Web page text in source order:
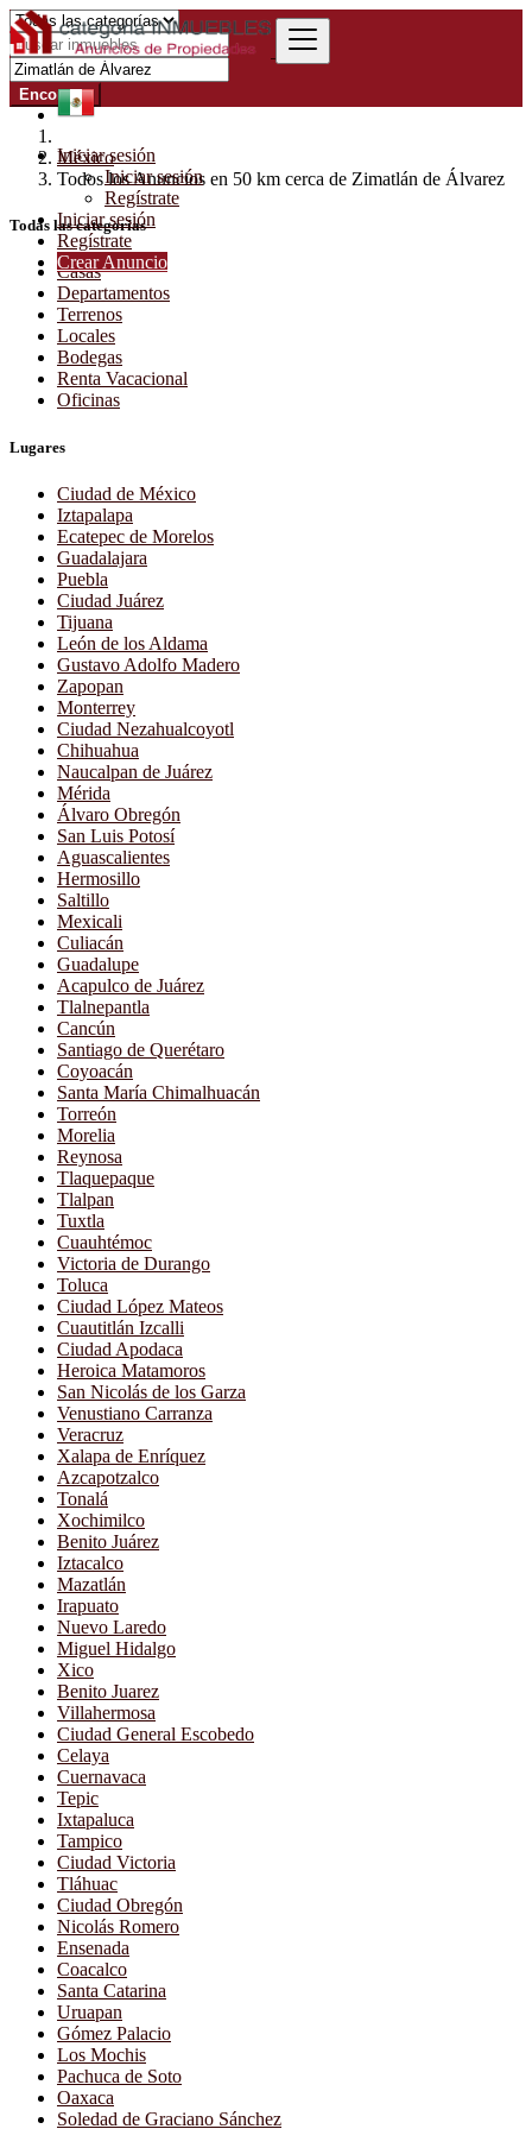
Iniciar sesión
Iniciar sesión
Regístrate
Iniciar sesión
Regístrate
Crear Anuncio
Encontrar
México
Todos los Anuncios en 50 km cerca de Zimatlán de Álvarez
Todas las categorías
Casas
Departamentos
Terrenos
Locales
Bodegas
Renta Vacacional
Oficinas
Lugares
Ciudad de México
Iztapalapa
Ecatepec de Morelos
Guadalajara
Puebla
Ciudad Juárez
Tijuana
León de los Aldama
Gustavo Adolfo Madero
Zapopan
Monterrey
Ciudad Nezahualcoyotl
Chihuahua
Naucalpan de Juárez
Mérida
Álvaro Obregón
San Luis Potosí
Aguascalientes
Hermosillo
Saltillo
Mexicali
Culiacán
Guadalupe
Acapulco de Juárez
Tlalnepantla
Cancún
Santiago de Querétaro
Coyoacán
Santa María Chimalhuacán
Torreón
Morelia
Reynosa
Tlaquepaque
Tlalpan
Tuxtla
Cuauhtémoc
Victoria de Durango
Toluca
Ciudad López Mateos
Cuautitlán Izcalli
Ciudad Apodaca
Heroica Matamoros
San Nicolás de los Garza
Venustiano Carranza
Veracruz
Xalapa de Enríquez
Azcapotzalco
Tonalá
Xochimilco
Benito Juárez
Iztacalco
Mazatlán
Irapuato
Nuevo Laredo
Miguel Hidalgo
Xico
Benito Juarez
Villahermosa
Ciudad General Escobedo
Celaya
Cuernavaca
Tepic
Ixtapaluca
Tampico
Ciudad Victoria
Tláhuac
Ciudad Obregón
Nicolás Romero
Ensenada
Coacalco
Santa Catarina
Uruapan
Gómez Palacio
Los Mochis
Pachuca de Soto
Oaxaca
Soledad de Graciano Sánchez